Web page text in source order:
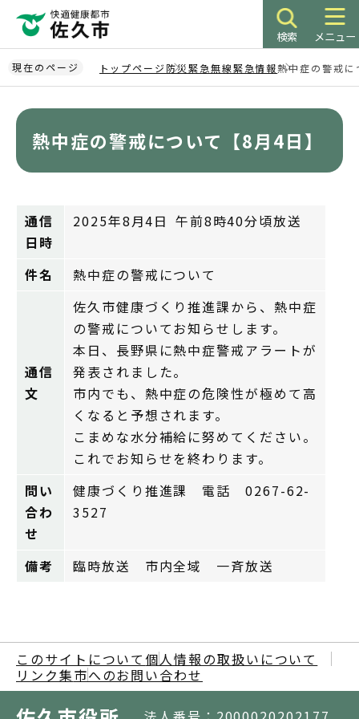
ペ
ー
ジ
検索 メニュー
現在のページ トップページ 防災緊急無線緊急情報熱中症の警戒
熱中症の警戒について【8月4日】
通信
日時
2025年8月4日 午前8時40分頃放送
件名 熱中症の警戒について
通信
文
佐久市健康づくり推進課から、熱中症
の警戒についてお知らせします。
本日、長野県に熱中症警戒アラートが
発表されました。
市内でも、熱中症の危険性が極めて高
くなると予想されます。
こまめな水分補給に努めてください。
これでお知らせを終わります。
問い
合わ
せ
健康づくり推進課 電話 0267-62-
3527
備考 臨時放送 市内全域 一斉放送
このサイトについて 個人情報の取扱いについて
リンク集市へのお問い合わせ